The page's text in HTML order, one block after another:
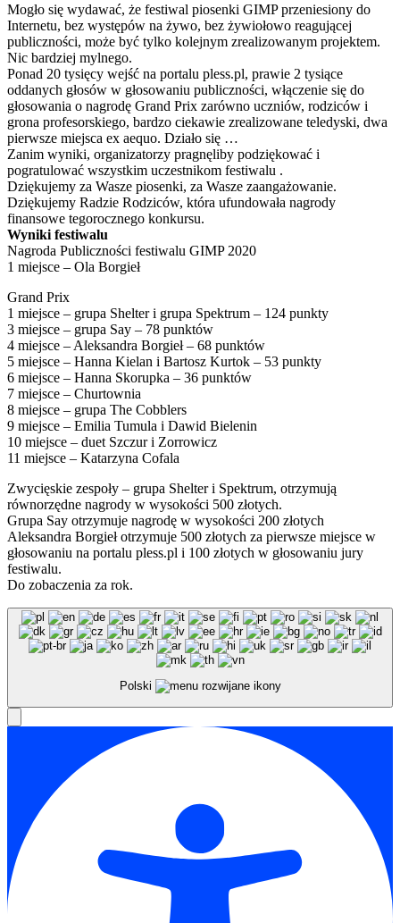
Mogło się wydawać, że festiwal piosenki GIMP przeniesiony do
Internetu, bez występów na żywo, bez żywiołowo reagującej
publiczności, może być tylko kolejnym zrealizowanym projektem.
Nic bardziej mylnego.
Ponad 20 tysięcy wejść na portalu pless.pl, prawie 2 tysiące
oddanych głosów w głosowaniu publiczności, włączenie się do
głosowania o nagrodę Grand Prix zarówno uczniów, rodziców i
grona profesorskiego, bardzo ciekawie zrealizowane teledyski, dwa
pierwsze miejsca ex aequo. Działo się …
Zanim wyniki, organizatorzy pragnęliby podziękować i
pogratulować wszystkim uczestnikom festiwalu .
Dziękujemy za Wasze piosenki, za Wasze zaangażowanie.
Dziękujemy Radzie Rodziców, która ufundowała nagrody
finansowe tegorocznego konkursu.
Wyniki festiwalu
Nagroda Publiczności festiwalu GIMP 2020
1 miejsce – Ola Borgieł
Grand Prix
1 miejsce – grupa Shelter i grupa Spektrum – 124 punkty
3 miejsce – grupa Say – 78 punktów
4 miejsce – Aleksandra Borgieł – 68 punktów
5 miejsce – Hanna Kielan i Bartosz Kurtok – 53 punkty
6 miejsce – Hanna Skorupka – 36 punktów
7 miejsce – Churtownia
8 miejsce – grupa The Cobblers
9 miejsce – Emilia Tumula i Dawid Bielenin
10 miejsce – duet Szczur i Zorrowicz
11 miejsce – Katarzyna Cofala
Zwycięskie zespoły – grupa Shelter i Spektrum, otrzymują
równorzędne nagrody w wysokości 500 złotych.
Grupa Say otrzymuje nagrodę w wysokości 200 złotych
Aleksandra Borgieł otrzymuje 500 złotych za pierwsze miejsce w
głosowaniu na portalu pless.pl i 100 złotych w głosowaniu jury
festiwalu.
Do zobaczenia za rok.
Polski